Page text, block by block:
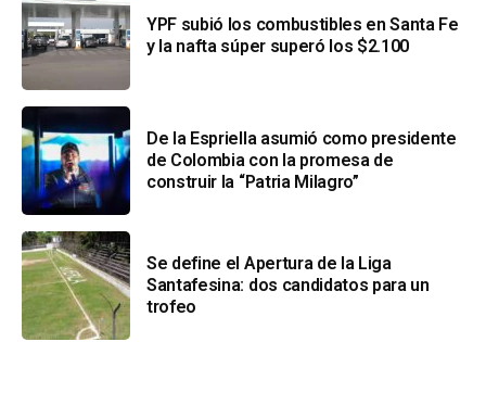
YPF subió los combustibles en Santa Fe
y la nafta súper superó los $2.100
De la Espriella asumió como presidente
de Colombia con la promesa de
construir la “Patria Milagro”
Se define el Apertura de la Liga
Santafesina: dos candidatos para un
trofeo